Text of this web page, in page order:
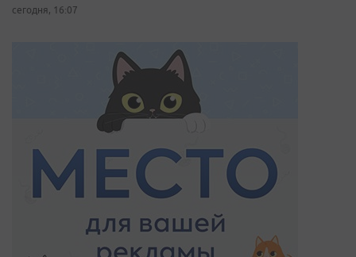
сегодня, 16:07